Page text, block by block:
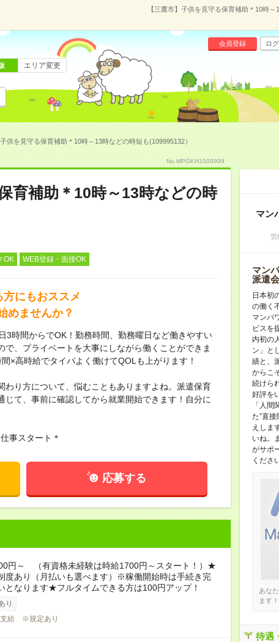
【三鷹市】子供を見守る保育補助＊10時
会員登録 ロ
エリア変更
供を見守る保育補助＊10時～13時などの時短も(109995132）
No.MPGKH1009999
育補助＊10時～13時などの時
OK WEB登録・面接OK
にもおススメ
めませんか？
3時間からでOK！勤務時間、勤務曜日など働きやすい
、プライベートを大事にしながら働くことができま
×高時給でタイパよく働けてQOLも上がります！
わり方について、悩むこともありますよね。派遣保育
て、事前に確認してから就業開始できます！自分に
事スタート＊
応募する
円～ （有資格未経験は時給1700円～スタート！）★
度あり（月払いも選べます）※稼働開始時は手続き完
となります★フルタイムできる方は100円アップ！
り
支給 ※規定あり
マン
労
マン
派遣
日本初
の働く
マンパ
ビスを
内初の
ン」と
績と、
からこ
続けら
好評を
「人間
た”直
えしま
いね。
がサポ
くださ
あな
ます！
待遇